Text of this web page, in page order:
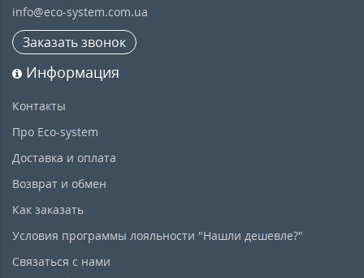
info@eco-system.com.ua
Заказать звонок
Информация
Контакты
Про Eco-system
Доставка и оплата
Возврат и обмен
Как заказать
Условия программы лояльности "Нашли дешевле?"
Связаться с нами